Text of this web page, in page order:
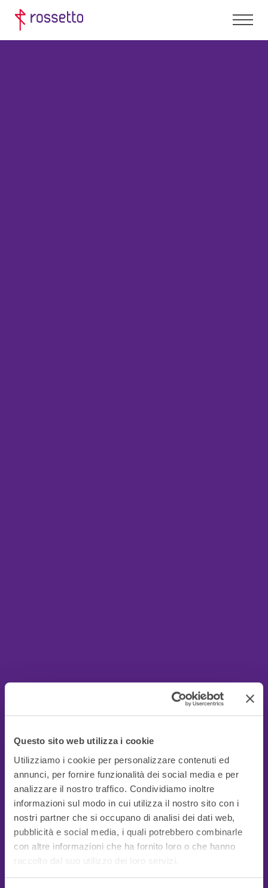
Questo sito web utilizza i cookie
Utilizziamo i cookie per personalizzare contenuti ed
annunci, per fornire funzionalità dei social media e per
analizzare il nostro traffico. Condividiamo inoltre
informazioni sul modo in cui utilizza il nostro sito con i
nostri partner che si occupano di analisi dei dati web,
pubblicità e social media, i quali potrebbero combinarle
con altre informazioni che ha fornito loro o che hanno
raccolto dal suo utilizzo dei loro servizi.
Guide Utili